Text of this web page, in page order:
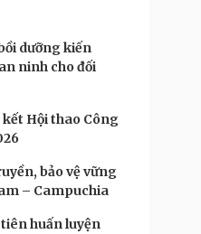
dưỡng kiến
ninh cho đối
Hội thao Công
bảo vệ vững
– Campuchia
huấn luyện